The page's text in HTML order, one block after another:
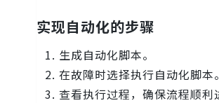
实现自动化的步骤
生成自动化脚本。
在故障时选择执行自动化脚本。
查看执行过程，确保流程顺利